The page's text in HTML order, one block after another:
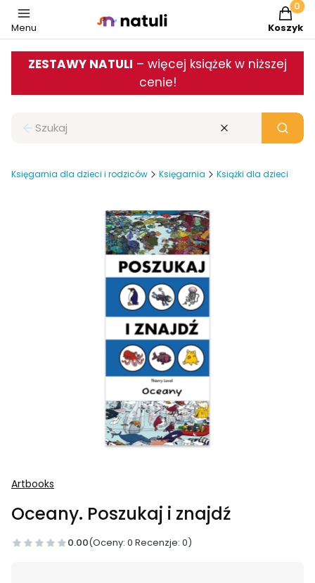
Menu Koszyk
ZESTAWY NATULI – więcej książek w niższej
cenie!
Zamknij wyszukiwarkę Wyczyść Szukaj
Księgarnia dla dzieci i rodziców Księgarnia Książki dla dzieci
Artbooks
Oceany. Poszukaj i znajdź
0.00(Oceny: 0 Recenzje: 0)